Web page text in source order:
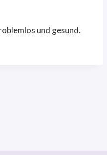
und gesund.